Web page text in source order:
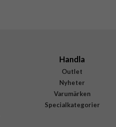
Handla
Outlet
Nyheter
Varumärken
Specialkategorier